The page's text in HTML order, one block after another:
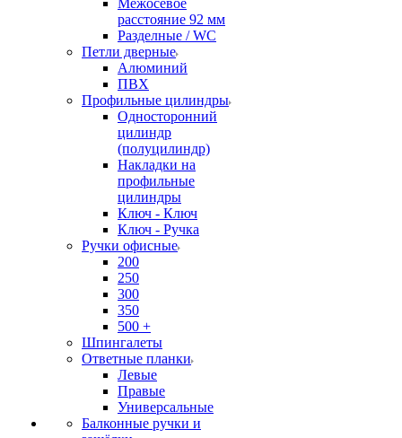
Межосевое
расстояние 92 мм
Разделные / WC
Петли дверные
Алюминий
ПВХ
Профильные цилиндры
Односторонний
цилиндр
(полуцилиндр)
Накладки на
профильные
цилиндры
Ключ - Ключ
Ключ - Ручка
Ручки офисные
200
250
300
350
500 +
Шпингалеты
Ответные планки
Левые
Правые
Универсальные
Балконные ручки и